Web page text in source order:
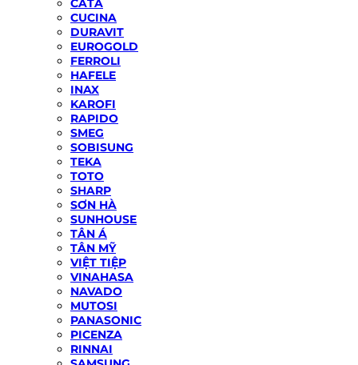
CATA
CUCINA
DURAVIT
EUROGOLD
FERROLI
HAFELE
INAX
KAROFI
RAPIDO
SMEG
SOBISUNG
TEKA
TOTO
SHARP
SƠN HÀ
SUNHOUSE
TÂN Á
TÂN MỸ
VIỆT TIỆP
VINAHASA
NAVADO
MUTOSI
PANASONIC
PICENZA
RINNAI